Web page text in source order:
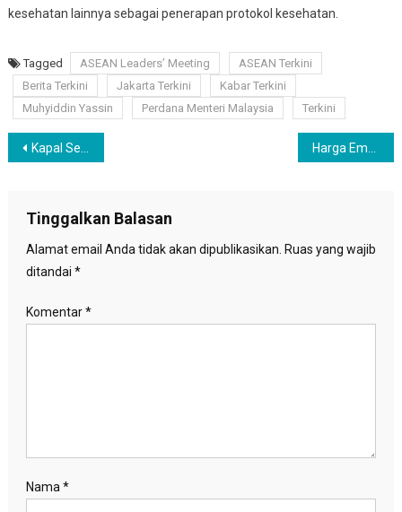
kesehatan lainnya sebagai penerapan protokol kesehatan.
Tagged ASEAN Leaders’ Meeting
ASEAN Terkini
Berita Terkini
Jakarta Terkini
Kabar Terkini
Muhyiddin Yassin
Perdana Menteri Malaysia Terkini
Navigasi
Kapal Selam KRI Nanggala Hilang Kontak, Presiden Jokowi Perintahkan Pencarian
Tinggalkan Balasan
Alamat email Anda tidak akan dipublikasikan. Ruas yang wajib
ditandai *
Komentar*
Nama *